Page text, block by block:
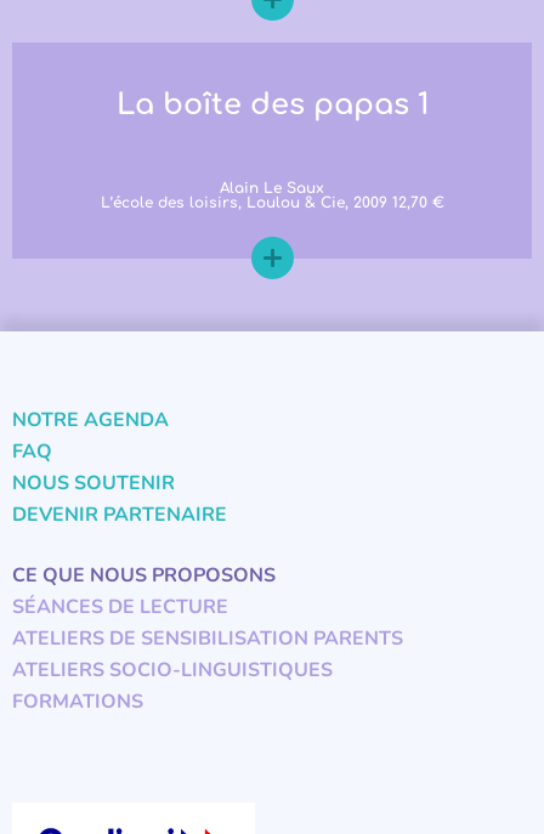
La boîte des papas 1
Alain Le Saux
L’école des loisirs, Loulou & Cie, 2009 12,70 €
NOTRE AGENDA
FAQ
NOUS SOUTENIR
DEVENIR PARTENAIRE
CE QUE NOUS PROPOSONS
SÉANCES DE LECTURE
ATELIERS DE SENSIBILISATION PARENTS
ATELIERS SOCIO-LINGUISTIQUES
FORMATIONS